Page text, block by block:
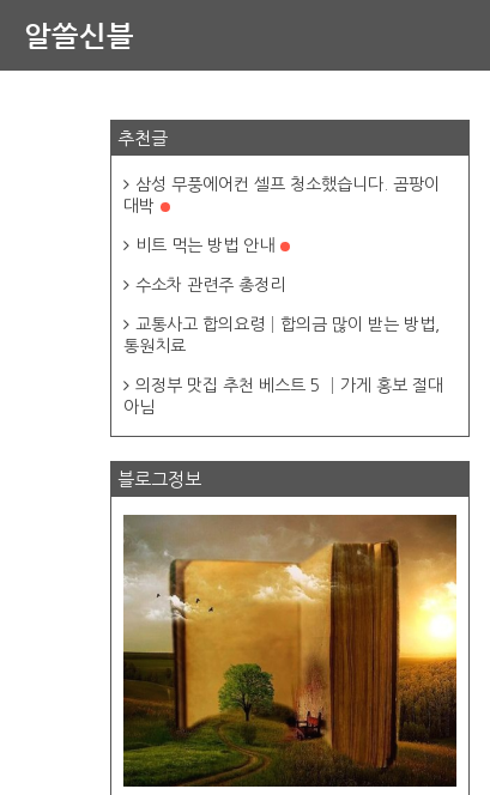
알쓸신블
추천글
삼성 무풍에어컨 셀프 청소했습니다. 곰팡이
대박
비트 먹는 방법 안내
수소차 관련주 총정리
교통사고 합의요령│합의금 많이 받는 방법,
통원치료
의정부 맛집 추천 베스트 5 │가게 홍보 절대
아님
블로그정보